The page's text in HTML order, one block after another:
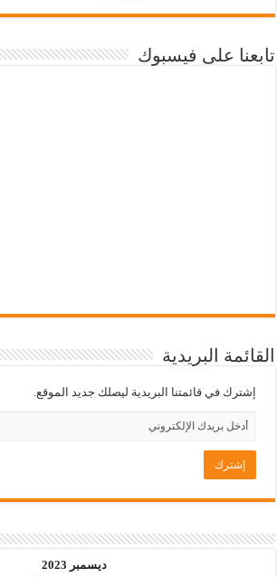
تابعنا على فيسبوك
القائمة البريدية
إشترك في قائمتنا البريدية ليصلك جديد الموقع.
ديسمبر 2023